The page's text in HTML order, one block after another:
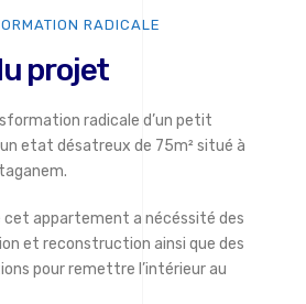
RADICALE
projet
radicale d’un petit
etat désatreux de 75m² situé à
cet appartement a nécéssité des
et reconstruction ainsi que des
pour remettre l’intérieur au